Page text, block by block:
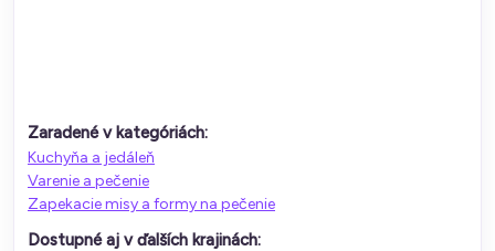
Zaradené v kategóriách:
Kuchyňa a jedáleň
Varenie a pečenie
Zapekacie misy a formy na pečenie
Dostupné aj v ďalších krajinách: